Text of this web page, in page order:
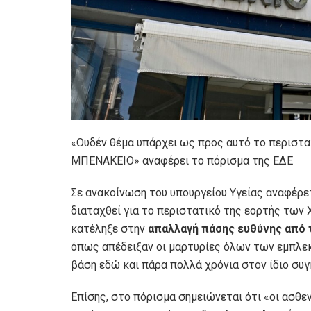
«Ουδέν θέμα υπάρχει ως προς αυτό το
ΜΠΕΝΑΚΕΙΟ» αναφέρει το πόρισμα της ΕΔΕ
Σε ανακοίνωση του υπουργείου Υγείας
διαταχθεί για το περιστατικό της εορτής
κατέληξε στην απαλλαγή πάσης ευθύνης από
όπως απέδειξαν οι μαρτυρίες όλων των
βάση εδώ και πάρα πολλά χρόνια στον ίδιο
Επίσης, στο πόρισμα σημειώνεται ότι «οι